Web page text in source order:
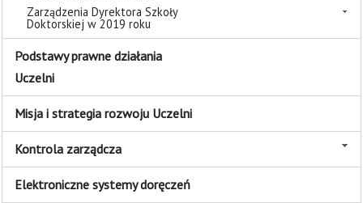
Zarządzenia Dyrektora Szkoły
Doktorskiej w 2019 roku
Podstawy prawne działania
Uczelni
Misja i strategia rozwoju Uczelni
Kontrola zarządcza
Elektroniczne systemy doręczeń